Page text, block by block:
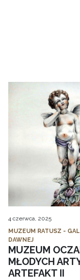
4 czerwca, 2025
MUZEUM RATUSZ -
DAWNEJ
MUZEUM
MŁODYCH
ARTEFAKT II